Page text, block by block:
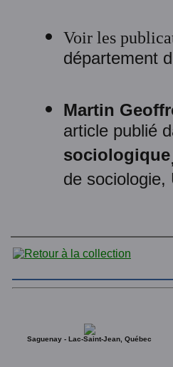
Voir les
département
Martin
article publié
sociologique
de sociologie,
Saguenay - Lac-Saint-Jean, Québec